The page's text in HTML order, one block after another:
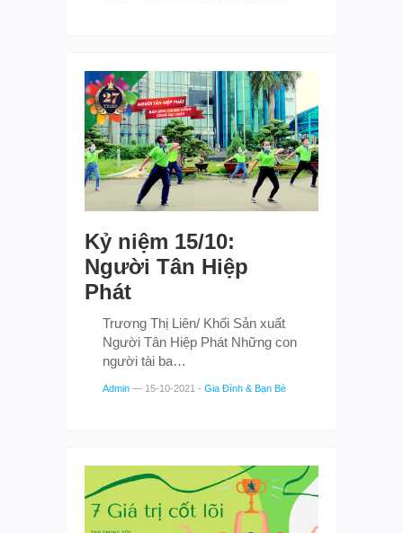
Kỷ niệm 15/10:
Người Tân Hiệp
Phát
Trương Thị Liên/ Khối Sản xuất
Người Tân Hiệp Phát Những con
người tài ba…
Admin — 15-10-2021 - Gia Đình & Bạn Bè